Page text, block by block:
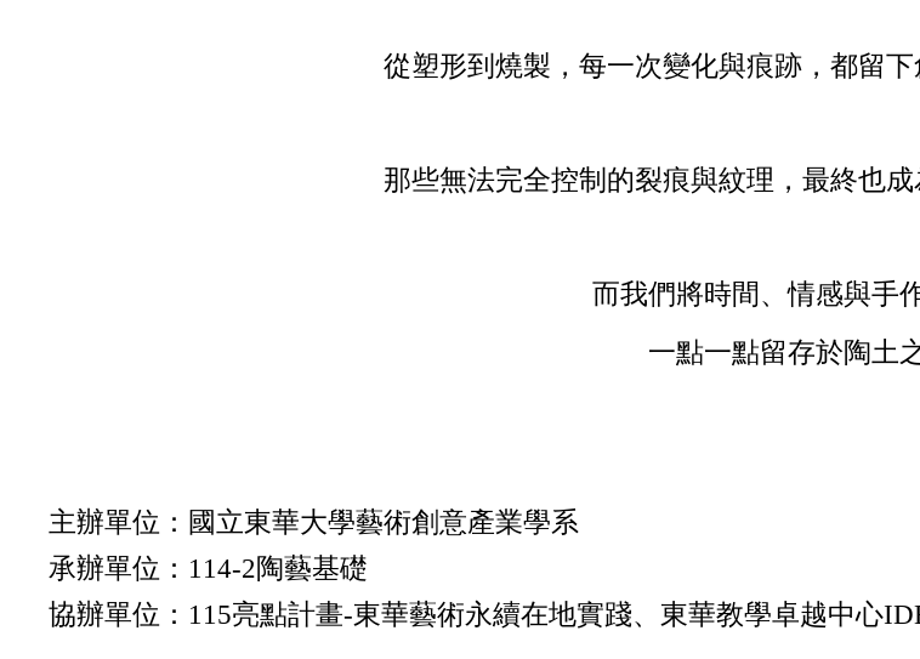
從塑形到燒製，每一次變化與痕跡，都留下
那些無法完全控制的裂痕與紋理，最終也成
而我們將時間、情感與手
一點一點留存於陶土
主辦單位：國立東華大學藝術創意產業學系
承辦單位：114-2陶藝基礎
協辦單位：115亮點計畫-東華藝術永續在地實踐、東華教學卓越中心